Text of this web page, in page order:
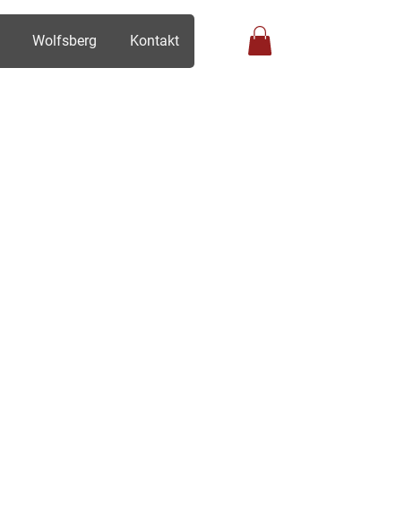
Wolfsberg Kontakt